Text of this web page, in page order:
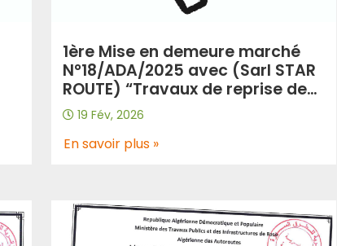
1ère Mise en demeure marché
N°18/ADA/2025 avec (Sarl STAR
ROUTE) “Travaux de reprise des
joints de chaussée de divers
ouvrages d’art à travers les
axes autoroutiers Région du
19 Fév, 2026
En savoir plus »